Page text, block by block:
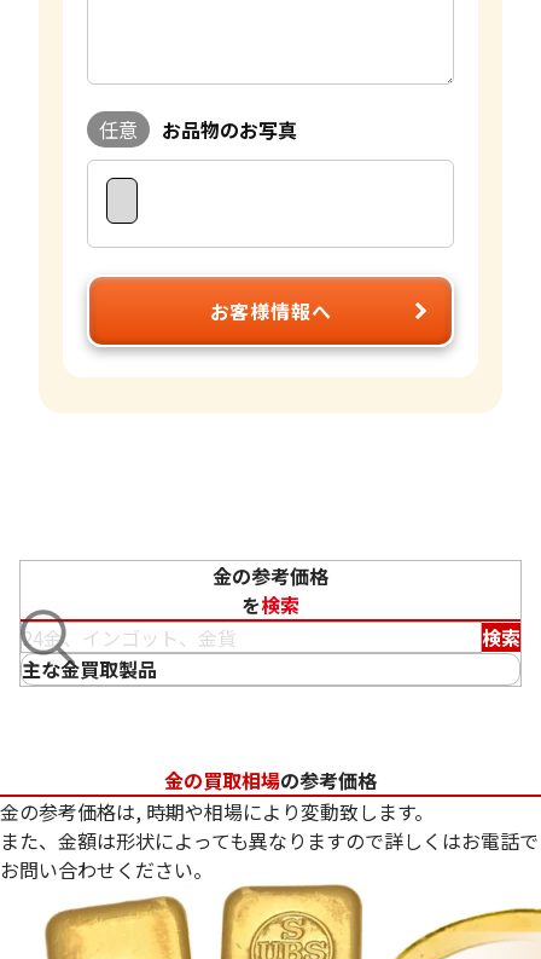
任意 お品物のお写真
お客様情報へ
金の参考価格
を検索
検索
主な金買取製品
金の買取相場の参考価格
金の参考価格は, 時期や相場により変動致します。
また、金額は形状によっても異なりますので詳しくはお電話で
お問い合わせください。